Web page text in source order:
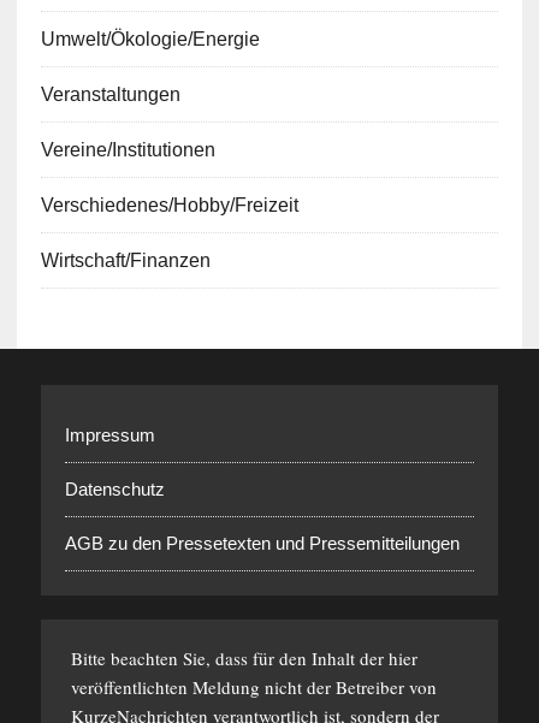
Umwelt/Ökologie/Energie
Veranstaltungen
Vereine/Institutionen
Verschiedenes/Hobby/Freizeit
Wirtschaft/Finanzen
Impressum
Datenschutz
AGB zu den Pressetexten und Pressemitteilungen
Bitte beachten Sie, dass für den Inhalt der hier
veröffentlichten Meldung nicht der Betreiber von
KurzeNachrichten verantwortlich ist, sondern der